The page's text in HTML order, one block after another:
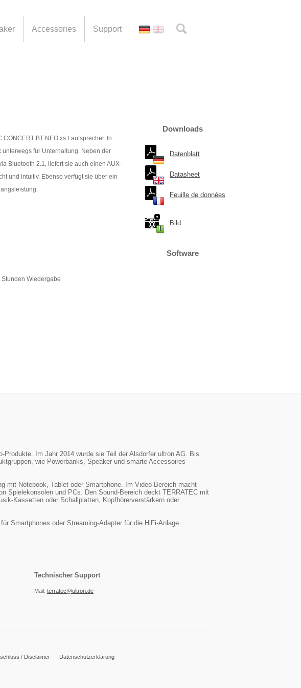
Accessories Support
BT NEO xs Lautsprecher. In
für Unterhaltung. Neben der
Bluetooth 2.1, liefert sie auch einen AUX-
und intuitiv. Ebenso verfügt sie über ein
Wiedergabe
Downloads
Datenblatt
Datasheet
Feuille de données
Bild
Software
Im Jahr 2014 wurde sie Teil der Alsdorfer ultron AG. Bis
wie Powerbanks, Speaker und smarte Accessoires
mit Notebook, Tablet oder Smartphone. Im Video-Bereich macht
Spielekonsolen und PCs. Den Sound-Bereich deckt TERRATEC mit
Kassetten oder Schallplatten, Kopfhörerverstärkern oder
Smartphones oder Streaming-Adapter für die HiFi-Anlage.
Technischer Support
Mail: terratec@ultron.de
/ Disclaimer Datenschutzerklärung